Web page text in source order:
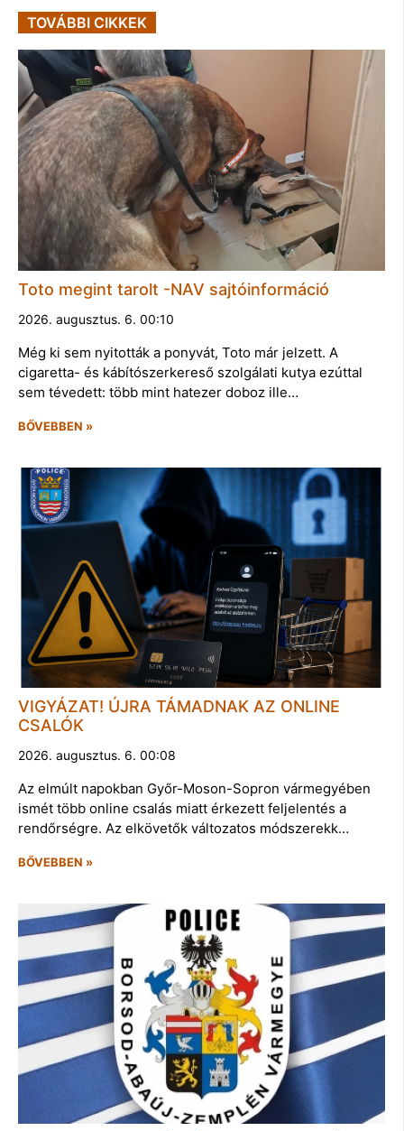
TOVÁBBI CIKKEK
Toto megint tarolt -NAV sajtóinformáció
2026. augusztus. 6. 00:10
Még ki sem nyitották a ponyvát, Toto már jelzett. A
cigaretta- és kábítószerkereső szolgálati kutya ezúttal
sem tévedett: több mint hatezer doboz ille…
BŐVEBBEN »
VIGYÁZAT! ÚJRA TÁMADNAK AZ ONLINE
CSALÓK
2026. augusztus. 6. 00:08
Az elmúlt napokban Győr-Moson-Sopron vármegyében
ismét több online csalás miatt érkezett feljelentés a
rendőrségre. Az elkövetők változatos módszerekk…
BŐVEBBEN »